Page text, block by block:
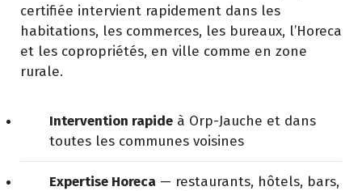
certifiée intervient rapidement dans les
habitations, les commerces, les bureaux, l’Horeca
et les copropriétés, en ville comme en zone
rurale.
Intervention rapide à Orp-Jauche et dans
toutes les communes voisines
Expertise Horeca — restaurants, hôtels, bars,